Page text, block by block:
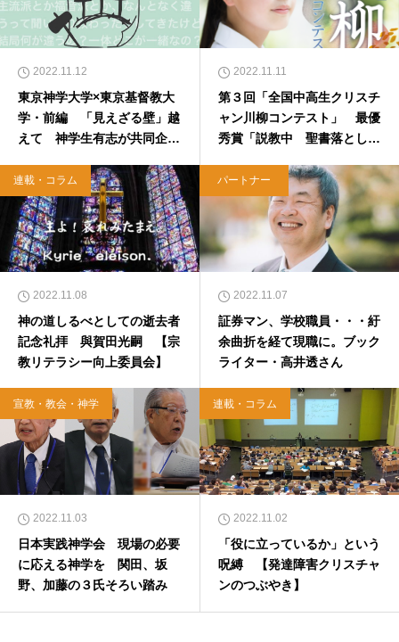
2022.11.12
東京神学大学×東京基督教大
学・前編 「見えざる壁」越
えて 神学生有志が共同企
2022.11.11
第３回「全国中高生クリスチ
ャン川柳コンテスト」 最優
秀賞「説教中 聖書落とし
連載・コラム
2022.11.08
神の道しるべとしての逝去者
記念礼拝 與賀田光嗣 【宗
教リテラシー向上委員会】
パートナー
2022.11.07
証券マン、学校職員・・・紆
余曲折を経て現職に。ブック
ライター・高井透さん
宣教・教会・神学
2022.11.03
日本実践神学会 現場の必要
に応える神学を 関田、坂
野、加藤の３氏そろい踏み
連載・コラム
2022.11.02
「役に立っているか」という
呪縛 【発達障害クリスチャ
ンのつぶやき】